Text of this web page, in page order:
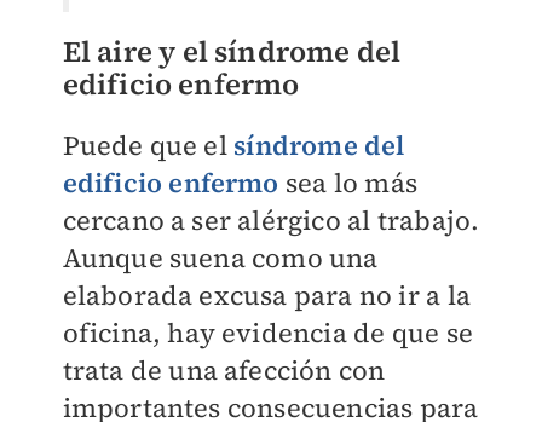
El aire y el síndrome del
edificio enfermo
Puede que el síndrome del
edificio enfermo sea lo más
cercano a ser alérgico al trabajo.
Aunque suena como una
elaborada excusa para no ir a la
oficina, hay evidencia de que se
trata de una afección con
importantes consecuencias para